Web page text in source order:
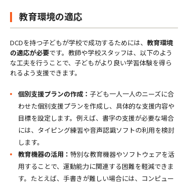
教育環境の適応
DCDを持つ子どもが学校で成功するためには、 教育環境
の適応が必要です。教師や学校スタッフは、以下のよう
な工夫を行うことで、子どもがより良い学習体験を得ら
れるよう支援できます。
個別支援プランの作成： 子ども一人一人のニーズに合
わせた個別支援プランを作成し、具体的な支援内容や
目標を設定します。例えば、書字の支援が必要な場合
には、タイピング練習や音声認識ソフトの利用を検討
します。
教育機器の活用： 特別な教育機器やソフトウェアを活
用することで、運動能力に関連する困難を軽減できま
す。たとえば、手書きが難しい場合には、コンピュー